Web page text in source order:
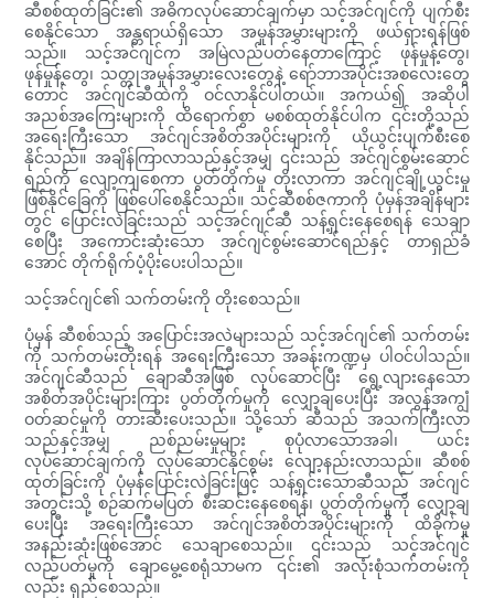
ဆီစစ်ထုတ်ခြင်း၏ အဓိကလုပ်ဆောင်ချက်မှာ သင့်အင်ဂျင်ကို ပျက်စီး
စေနိုင်သော အန္တရာယ်ရှိသော အမှုန်အမွှားများကို ဖယ်ရှားရန်ဖြစ်
သည်။ သင့်အင်ဂျင်က အမြဲလည်ပတ်နေတာကြောင့် ဖုန်မှုန့်တွေ၊
ဖုန်မှုန့်တွေ၊ သတ္တုအမှုန်အမွှားလေးတွေနဲ့ ရော်ဘာအပိုင်းအစလေးတွေ
တောင် အင်ဂျင်ဆီထဲကို ဝင်လာနိုင်ပါတယ်။ အကယ်၍ အဆိုပါ
အညစ်အကြေးများကို ထိရောက်စွာ မစစ်ထုတ်နိုင်ပါက ၎င်းတို့သည်
အရေးကြီးသော အင်ဂျင်အစိတ်အပိုင်းများကို ယိုယွင်းပျက်စီးစေ
နိုင်သည်။ အချိန်ကြာလာသည်နှင့်အမျှ ၎င်းသည် အင်ဂျင်စွမ်းဆောင်
ရည်ကို လျော့ကျစေကာ ပွတ်တိုက်မှု တိုးလာကာ အင်ဂျင်ချို့ယွင်းမှု
ဖြစ်နိုင်ခြေကို ဖြစ်ပေါ်စေနိုင်သည်။ သင့်ဆီစစ်ဇကာကို ပုံမှန်အချိန်များ
တွင် ပြောင်းလဲခြင်းသည် သင့်အင်ဂျင်ဆီ သန့်ရှင်းနေစေရန် သေချာ
စေပြီး အကောင်းဆုံးသော အင်ဂျင်စွမ်းဆောင်ရည်နှင့် တာရှည်ခံ
အောင် တိုက်ရိုက်ပံ့ပိုးပေးပါသည်။
သင့်အင်ဂျင်၏ သက်တမ်းကို တိုးစေသည်။
ပုံမှန် ဆီစစ်သည့် အပြောင်းအလဲများသည် သင့်အင်ဂျင်၏ သက်တမ်း
ကို သက်တမ်းတိုးရန် အရေးကြီးသော အခန်းကဏ္ဍမှ ပါဝင်ပါသည်။
အင်ဂျင်ဆီသည် ချောဆီအဖြစ် လုပ်ဆောင်ပြီး ရွေ့လျားနေသော
အစိတ်အပိုင်းများကြား ပွတ်တိုက်မှုကို လျှော့ချပေးပြီး အလွန်အကျွံ
ဝတ်ဆင်မှုကို တားဆီးပေးသည်။ သို့သော် ဆီသည် အသက်ကြီးလာ
သည်နှင့်အမျှ ညစ်ညမ်းမှုများ စုပုံလာသောအခါ၊ ယင်း
လုပ်ဆောင်ချက်ကို လုပ်ဆောင်နိုင်စွမ်း လျော့နည်းလာသည်။ ဆီစစ်
ထုတ်ခြင်းကို ပုံမှန်ပြောင်းလဲခြင်းဖြင့် သန့်ရှင်းသောဆီသည် အင်ဂျင်
အတွင်းသို့ စဉ်ဆက်မပြတ် စီးဆင်းနေစေရန်၊ ပွတ်တိုက်မှုကို လျှော့ချ
ပေးပြီး အရေးကြီးသော အင်ဂျင်အစိတ်အပိုင်းများကို ထိခိုက်မှု
အနည်းဆုံးဖြစ်အောင် သေချာစေသည်။ ၎င်းသည် သင့်အင်ဂျင်
လည်ပတ်မှုကို ချောမွေ့စေရုံသာမက ၎င်း၏ အလုံးစုံသက်တမ်းကို
လည်း ရှည်စေသည်။